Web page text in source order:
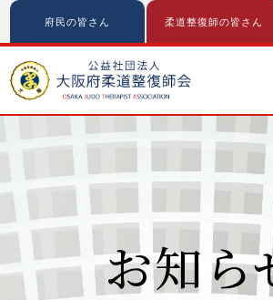
府民の皆さん
柔道整復師の皆さん
お知ら